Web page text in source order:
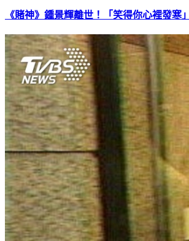
《賭神》鍾景輝離世！「笑得你心裡發